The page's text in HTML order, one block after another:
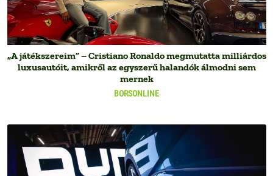
BORSONLINE
„A játékszereim” – Cristiano Ronaldo megmutatta milliárdos
luxusautóit, amikről az egyszerű halandók álmodni sem
mernek